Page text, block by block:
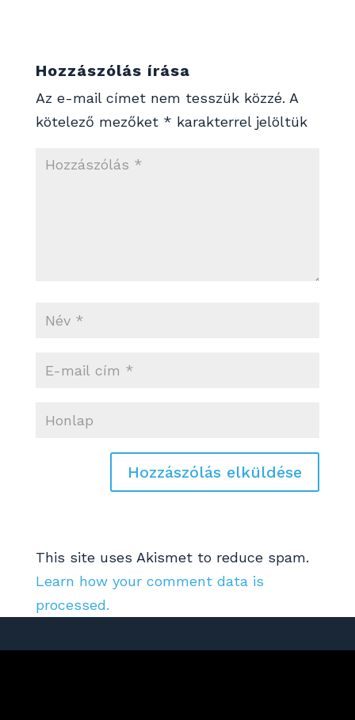
Hozzászólás írása
Az e-mail címet nem tesszük közzé. A
kötelező mezőket * karakterrel jelöltük
This site uses Akismet to reduce spam.
Learn how your comment data is
processed.